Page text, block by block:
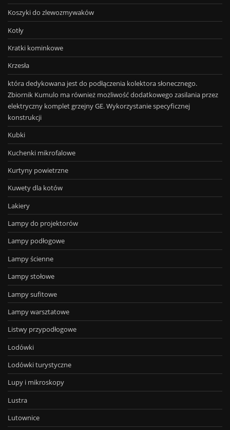
Koszyki do zlewozmywaków
Kotły
Kratki kominkowe
Krzesła
która dedykowana jest do podłączenia kolektora słonecznego.
Zbiornik Kumulo ma również możliwość dodatkowego zasilania przez
elektryczny komplet grzejny GE. Wykorzystanie specyficznej
konstrukcji
Kubki
Kuchenki mikrofalowe
Kurtyny powietrzne
Kuwety dla kotów
Lakiery
Lampy do projektorów
Lampy podłogowe
Lampy ścienne
Lampy stołowe
Lampy sufitowe
Lampy warsztatowe
Listwy przypodłogowe
Lodówki
Lodówki turystyczne
Lupy i mikroskopy
Lustra
Lutownice